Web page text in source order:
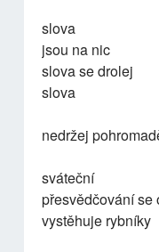
slova
jsou na nic
slova se drolej
slova
nedržej
sváteční
přesvědčování se
vystěhuje rybníky